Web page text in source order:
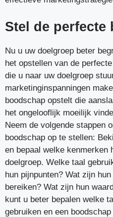
Stel de perfecte
Nu u uw doelgroep beter
het opstellen van de
die u naar uw doelgroep
marketinginspanningen
boodschap opstelt die
het ongelooflijk moeilijk
Neem de volgende stappen
boodschap op te stellen:
en bepaal welke
doelgroep. Welke taal
hun pijnpunten? Wat zijn
bereiken? Wat zijn hun
kunt u beter bepalen welke
gebruiken en een